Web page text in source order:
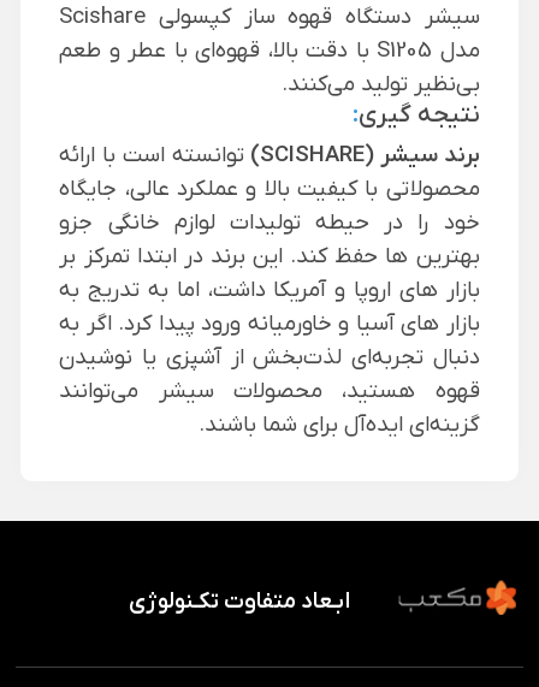
سیشر دستگاه
قهوه ساز کپسولی Scishare
مدل S1205
با دقت بالا، قهوه‌ای با عطر و طعم
بی‌نظیر تولید می‌کنند.
نتیجه گیری:
برندسیشر (SCISHARE)
توانسته است با ارائه
محصولاتی با کیفیت بالا و عملکرد عالی، جایگاه
خود را در حیطه تولیدات لوازم خانگی جزو
بهترین ها حفظ کند. این برند در ابتدا تمرکز بر
بازار های اروپا و آمریکا داشت، اما به تدریج به
بازار های آسیا و خاورمیانه ورود پیدا کرد. اگر به
دنبال تجربه‌ای لذت‌بخش از آشپزی یا نوشیدن
قهوه هستید، محصولات سیشر می‌توانند
گزینه‌ای ایده‌آل برای شما باشند.
ابـعاد متفاوت تکـنولوژی